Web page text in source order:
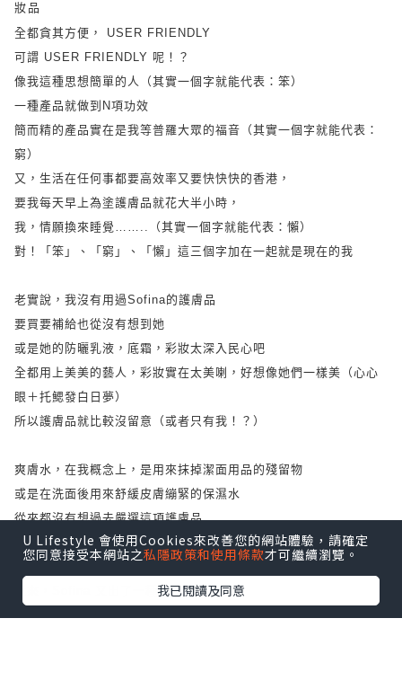
妝品
全都貪其方便， USER FRIENDLY
可謂 USER FRIENDLY 呢！？
像我這種思想簡單的人（其實一個字就能代表：笨）
一種產品就做到N項功效
簡而精的產品實在是我等普羅大眾的福音（其實一個字就能代表：
窮）
又，生活在任何事都要高效率又要快快快的香港，
要我每天早上為塗護膚品就花大半小時，
我，情願換來睡覺……..（其實一個字就能代表：懶）
對！「笨」、「窮」、「懶」這三個字加在一起就是現在的我
老實說，我沒有用過Sofina的護膚品
要買要補給也從沒有想到她
或是她的防曬乳液，底霜，彩妝太深入民心吧
全都用上美美的藝人，彩妝實在太美喇，好想像她們一樣美（心心
眼＋托鰓發白日夢）
所以護膚品就比較沒留意（或者只有我！？）
爽膚水，在我概念上，是用來抹掉潔面用品的殘留物
或是在洗面後用來舒緩皮膚繃緊的保濕水
從來都沒有想過去嚴選這項護膚品
不是所有爽膚水都只是這種功效的嗎？
近來，Sofina 又出了一種多功能爽膚水
有沒有留意到！？
U Lifestyle 會使用Cookies來改善您的網站體驗，請確定
您同意接受本網站之私隱政策和使用條款才可繼續瀏覽。
我已閱讀及同意